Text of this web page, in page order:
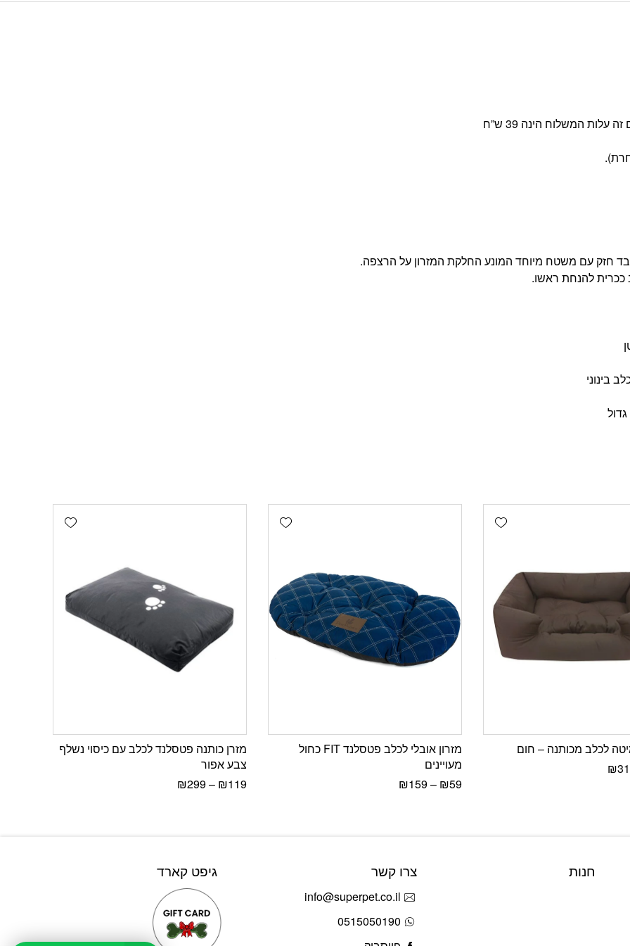
חזק עם משטח מיוחד המונע החלקת המזרון על הרצפה.
ככרית להנחת ראשו.
Add wishlist
לכלב מכותנה – חום
₪
Add wishlist
מזרון אובלי לכלב פטסלנד FIT כחול
מעויינים
₪59
–
₪159
Add wishlist
מזרן כותנה פטסלנד לכלב עם כיסוי נשלף
צבע אפור
₪119
–
₪299
חנות צרו קשר
info@superpet.co.il
0515050190
גיפט קארד